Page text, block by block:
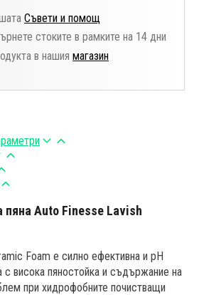
Съвети и помощ
стоките в рамките на 14 дни
в нашия магазин
пяна Auto Finesse Lavish
Foam е силно ефективна и pH
с висока пяностойка и съдържание на
при хидрофобните почистващи